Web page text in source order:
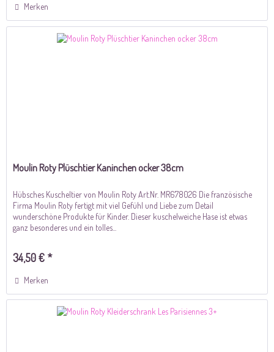
Merken
Moulin Roty Plüschtier Kaninchen ocker 38cm
Hübsches Kuscheltier von Moulin Roty Art.Nr. MR678026 Die französische
Firma Moulin Roty fertigt mit viel Gefühl und Liebe zum Detail
wunderschöne Produkte für Kinder. Dieser kuschelweiche Hase ist etwas
ganz besonderes und ein tolles...
34,50 € *
Merken